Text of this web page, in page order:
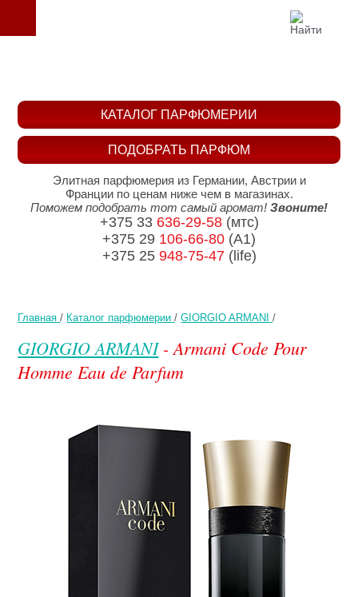
Главная / Каталог парфюмерии /GIORGIO ARMANI /
GIORGIO ARMANI- Armani Code Pour
Homme Eau de Parfum
ПОДОБРАТЬ ПАРФЮМ
КАТАЛОГ ПАРФЮМЕРИИ
Элитная парфюмерия из Германии, Австрии и
Франции по ценам ниже чем в магазинах.
Поможем подобрать тот самый аромат! Звоните!
+375 33 636-29-58(мтс)
+375 29 106-66-80 (A1)
+375 25 948-75-47(life)